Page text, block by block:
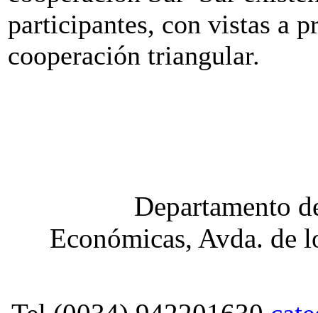
participantes, con vistas a
cooperación triangular.
Departamento
Económicas, Avda. de